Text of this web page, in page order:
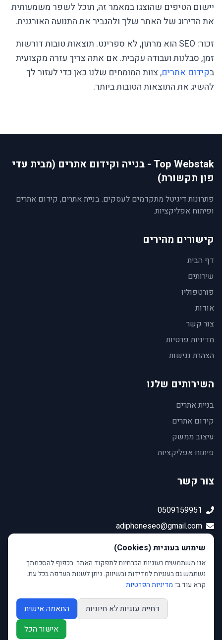
יישום הטיפים שהוצגו במאמר זה, תוכל לשפר משמעותית
את הדירוג של האתר שלך ולהגביר את התנועה האורגנית.
זכור: SEO הוא מרתון, לא ספרינט. תוצאות טובות דורשות
זמן, סבלנות ועבודה עקבית. אם אתה צריך עזרה מקצועית
בקידום אתרים, צוות המומחים שלנו כאן כדי לעזור לך
להשיג את התוצאות הטובות ביותר.
Top Webstak - בנייה וקידום אתרים (מבית עדי
פון תקשורת)
פתרונות דיגיטל מתקדמים לעסקים. בניית אתרים, קידום אתרים
ופיתוח אפליקציות.
קישורים מהירים
דף הבית
שירותים
פורטפוליו
אודות
צור קשר
מדיניות פרטיות
הצהרת נגישות
השירותים שלנו
בניית אתרים
קידום אתרים
עיצוב ממשק
פיתוח אפליקציות
צור קשר
0509159951
adiphoneseo@gmail.com
Top Webstak - בנייה וקידום אתרים (מבית עדי פון
תקשורת). כל הזכויות שמורות.
שימוש בעוגיות (Cookies)
אנו משתמשים בעוגיות הכרחיות לתפקוד האתר. בכפוף להסכמתך
נשתמש גם בעוגיות למדידות ובשיווק. ניתן לשנות העדפה בכל עת.
קרא עוד ב־ מדיניות הפרטיות.
דחיית עוגיות לא חיוניות
התאמה אישית
אישור הכל